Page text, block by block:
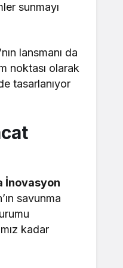
sunmayı
lansmanı da
noktası olarak
tasarlanıyor
İnovasyon
savunma
kadar